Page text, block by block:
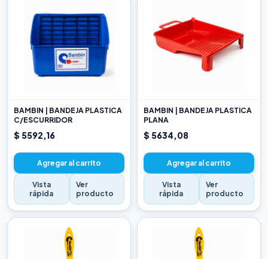
BAMBIN | BANDEJA PLASTICA
C/ESCURRIDOR
$ 5592,16
Agregar al carrito
Vista
rápida
Ver
producto
BAMBIN | BANDEJA PLASTICA
PLANA
$ 5634,08
Agregar al carrito
Vista
rápida
Ver
producto